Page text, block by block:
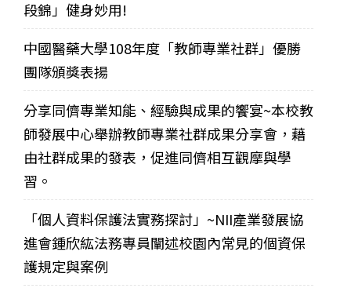
段錦」健身妙用!
中國醫藥大學108年度「教師專業社群」優勝
團隊頒獎表揚
分享同儕專業知能、經驗與成果的饗宴~本校教
師發展中心舉辦教師專業社群成果分享會，藉
由社群成果的發表，促進同儕相互觀摩與學
習。
「個人資料保護法實務探討」~NII產業發展協
進會鍾欣紘法務專員闡述校園內常見的個資保
護規定與案例